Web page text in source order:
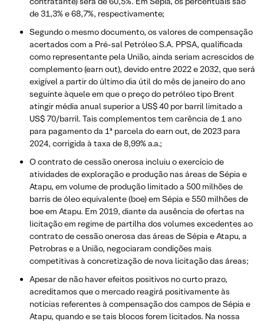
de 31,3% e 68,7%, respectivamente;
Segundo o mesmo documento, os valores de compensação
acertados com a Pré-sal Petróleo S.A. PPSA, qualificada
como representante pela União, ainda seriam acrescidos de
complemento (earn out), devido entre 2022 e 2032, que será
exigível a partir do último dia útil do mês de janeiro do ano
seguinte àquele em que o preço do petróleo tipo Brent
atingir média anual superior a US$ 40 por barril limitado a
US$ 70/barril. Tais complementos tem carência de 1 ano
para pagamento da 1ª parcela do earn out, de 2023 para
2024, corrigida à taxa de 8,99% a.a.;
O contrato de cessão onerosa incluiu o exercício de
atividades de exploração e produção nas áreas de Sépia e
Atapu, em volume de produção limitado a 500 milhões de
barris de óleo equivalente (boe) em Sépia e 550 milhões de
boe em Atapu. Em 2019, diante da ausência de ofertas na
licitação em regime de partilha dos volumes excedentes ao
contrato de cessão onerosa das áreas de Sépia e Atapu, a
Petrobras e a União, negociaram condições mais
competitivas à concretização de nova licitação das áreas;
Apesar de não haver efeitos positivos no curto prazo,
acreditamos que o mercado reagirá positivamente às
notícias referentes à compensação dos campos de Sépia e
Atapu, quando e se tais blocos forem licitados. Na nossa